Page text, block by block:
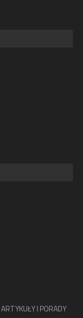
ARTYKUŁY I PORADY